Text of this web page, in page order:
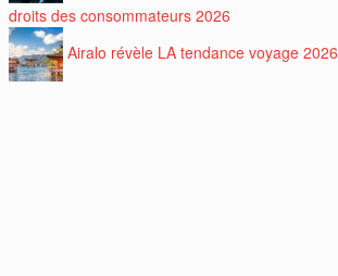
droits des consommateurs 2026
Airalo révèle LA tendance voyage 2026